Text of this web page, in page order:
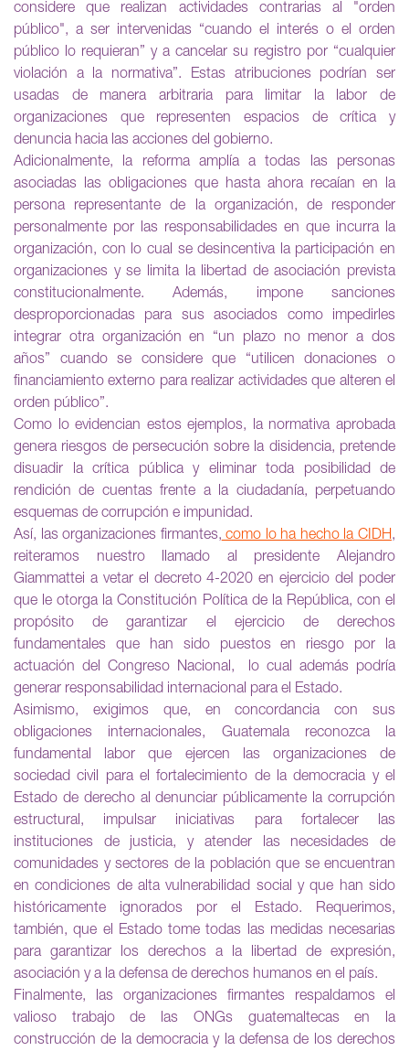
considere que realizan actividades contrarias al "orden
público", a ser intervenidas “cuando el interés o el orden
público lo requieran” y a cancelar su registro por “cualquier
violación a la normativa”. Estas atribuciones podrían ser
usadas de manera arbitraria para limitar la labor de
organizaciones que representen espacios de crítica y
denuncia hacia las acciones del gobierno.
Adicionalmente, la reforma amplía a todas las personas
asociadas las obligaciones que hasta ahora recaían en la
persona representante de la organización, de responder
personalmente por las responsabilidades en que incurra la
organización, con lo cual se desincentiva la participación en
organizaciones y se limita la libertad de asociación prevista
constitucionalmente. Además, impone sanciones
desproporcionadas para sus asociados como impedirles
integrar otra organización en “un plazo no menor a dos
años” cuando se considere que “utilicen donaciones o
financiamiento externo para realizar actividades que alteren el
orden público”.
Como lo evidencian estos ejemplos, la normativa aprobada
genera riesgos de persecución sobre la disidencia, pretende
disuadir la crítica pública y eliminar toda posibilidad de
rendición de cuentas frente a la ciudadanía, perpetuando
esquemas de corrupción e impunidad.
Así, las organizaciones firmantes, como lo ha hecho la CIDH,
reiteramos nuestro llamado al presidente Alejandro
Giammattei a vetar el decreto 4-2020 en ejercicio del poder
que le otorga la Constitución Política de la República, con el
propósito de garantizar el ejercicio de derechos
fundamentales que han sido puestos en riesgo por la
actuación del Congreso Nacional, lo cual además podría
generar responsabilidad internacional para el Estado.
Asimismo, exigimos que, en concordancia con sus
obligaciones internacionales, Guatemala reconozca la
fundamental labor que ejercen las organizaciones de
sociedad civil para el fortalecimiento de la democracia y el
Estado de derecho al denunciar públicamente la corrupción
estructural, impulsar iniciativas para fortalecer las
instituciones de justicia, y atender las necesidades de
comunidades y sectores de la población que se encuentran
en condiciones de alta vulnerabilidad social y que han sido
históricamente ignorados por el Estado. Requerimos,
también, que el Estado tome todas las medidas necesarias
para garantizar los derechos a la libertad de expresión,
asociación y a la defensa de derechos humanos en el país.
Finalmente, las organizaciones firmantes respaldamos el
valioso trabajo de las ONGs guatemaltecas en la
construcción de la democracia y la defensa de los derechos